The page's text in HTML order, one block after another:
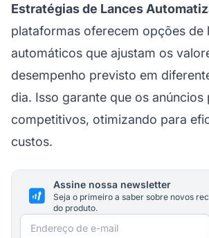
Estratégias de Lances
plataformas oferecem opções de
automáticos que ajustam os
desempenho previsto em
dia. Isso garante que os anúncios
competitivos, otimizando para
custos.
Assine nossa newsletter
Seja o primeiro a saber sobre novos
do produto.
Endereço de e-mail